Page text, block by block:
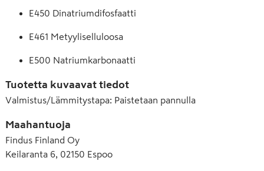
E450 Dinatriumdifosfaatti
E461 Metyyliselluloosa
E500 Natriumkarbonaatti
Tuotetta kuvaavat tiedot
Valmistus/Lämmitystapa: Paistetaan pannulla
Maahantuoja
Findus Finland Oy
Keilaranta 6, 02150 Espoo